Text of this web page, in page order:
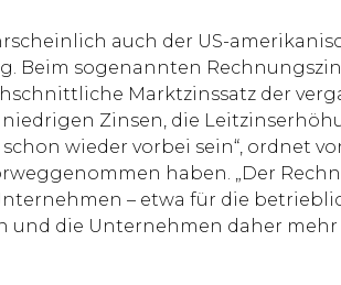
auch der US-
Beim sogenannten
Marktzinssatz der
Zinsen, die
wieder vorbei sein“, ordnet
haben. „Der
– etwa für die
die Unternehmen daher mehr